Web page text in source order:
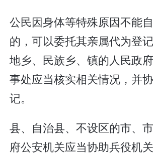
公民因身体等特殊原因不能
的，可以委托其亲属代为登
地乡、民族乡、镇的人民政
事处应当核实相关情况，并
记。
县、自治县、不设区的市、
府公安机关应当协助兵役机